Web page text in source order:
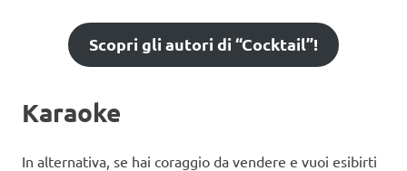
Scopri gli autori di “Cocktail”!
Karaoke
In alternativa, se hai coraggio da vendere e vuoi esibirti